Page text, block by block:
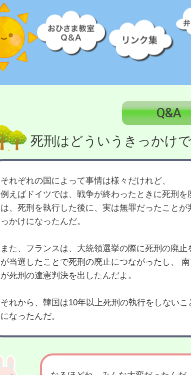
Q&A
死刑はどういうきっかけ
それぞれの国によって事情は様々だけれど、
例えばドイツでは、戦争が終わったときに死刑
は、死刑を執行した後に、実は無罪だったことが
っかけになったんだ。
また、フランスは、大統領選挙の際に死刑の廃
が当選したことで死刑の廃止につながったし、
が死刑の違憲判決を出したんだよ。
それから、韓国は10年以上死刑の執行をしない
になったんだ。